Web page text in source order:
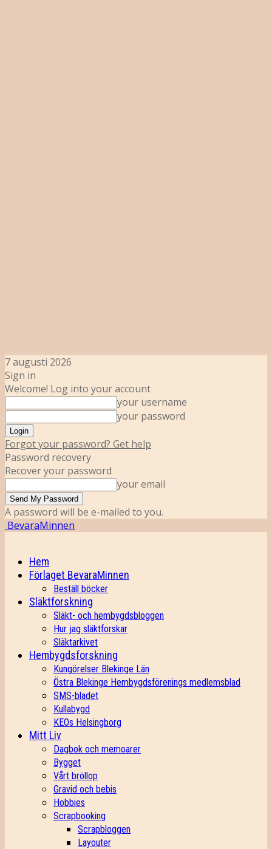
7 augusti 2026
Sign in
Welcome! Log into your account
your username
your password
Forgot your password? Get help
Password recovery
Recover your password
your email
A password will be e-mailed to you.
BevaraMinnen
Hem
Förlaget BevaraMinnen
Beställ böcker
Släktforskning
Släkt- och hembygdsbloggen
Hur jag släktforskar
Släktarkivet
Hembygdsforskning
Kungörelser Blekinge Län
Östra Blekinge Hembygdsförenings medlemsblad
SMS-bladet
Kullabygd
KEOs Helsingborg
Mitt Liv
Dagbok och memoarer
Bygget
Vårt bröllop
Gravid och bebis
Hobbies
Scrapbooking
Scrapbloggen
Layouter